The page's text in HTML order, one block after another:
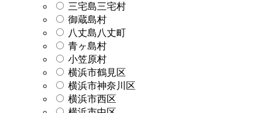
三宅島三宅村
御蔵島村
八丈島八丈町
青ヶ島村
小笠原村
横浜市鶴見区
横浜市神奈川区
横浜市西区